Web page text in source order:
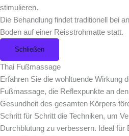
stimulieren.
Die Behandlung findet traditionell bei
Boden auf einer Reisstrohmatte statt.
Schließen
Thai Fußmassage
Erfahren Sie die wohltuende Wirkung
Fußmassage, die Reflexpunkte an
Gesundheit des gesamten Körpers
Schritt für Schritt die Techniken, um
Durchblutung zu verbessern. Ideal für